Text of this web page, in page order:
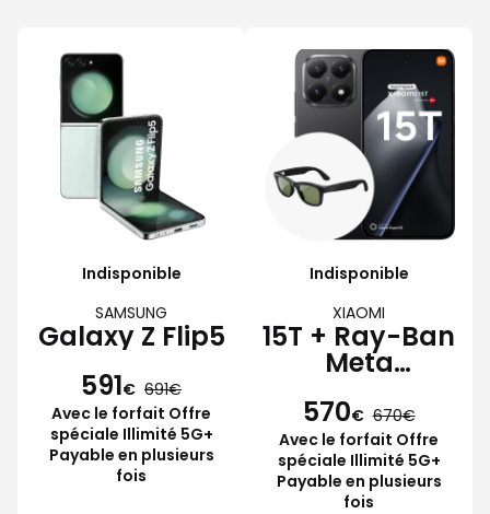
Indisponible
SAMSUNG
Galaxy Z Flip5
591€ 691
Avec le forfait Offre
spéciale Illimité 5G+
Payable en plusieurs
fois
Indisponible
XIAOMI
15T + Ray-Ban
Meta
570€ 670
Avec le forfait Offre
spéciale Illimité 5G+
Payable en plusieurs
fois